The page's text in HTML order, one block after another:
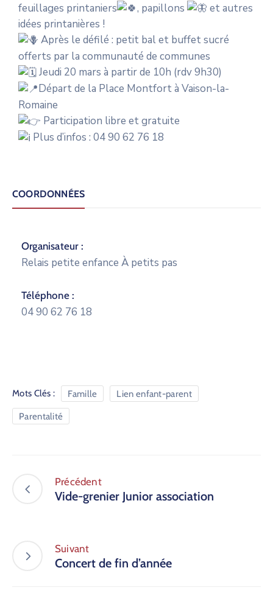
feuillages printaniers
, papillons
et autres
idées printanières !
Après le défilé : petit bal et buffet sucré
offerts par la communauté de communes
Jeudi 20 mars à partir de 10h (rdv 9h30)
Départ de la Place Montfort à Vaison-la-
Romaine
Participation libre et gratuite
Plus d’infos : 04 90 62 76 18
COORDONNÉES
Organisateur :
Relais petite enfance À petits pas
Téléphone :
04 90 62 76 18
Mots Clés : Famille Lien enfant-parent
Parentalité
Précédent
Vide-grenier Junior association
Suivant
Concert de fin d’année